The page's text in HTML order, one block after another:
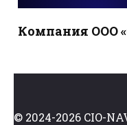
Компания ООО
© 2024-2026 CIO-